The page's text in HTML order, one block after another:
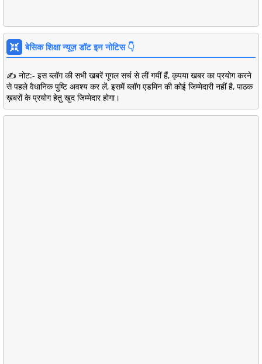
बेसिक शिक्षा न्यूज़ डॉट इन नोटिस 👇
✍️ नोट:- इस ब्लॉग की सभी खबरें गूगल सर्च से लीं गयीं हैं, कृपया खबर का प्रयोग करने
से पहले वैधानिक पुष्टि अवश्य कर लें, इसमें ब्लॉग एडमिन की कोई जिम्मेदारी नहीं है, पाठक
ख़बरों के प्रयोग हेतु खुद जिम्मेदार होगा।